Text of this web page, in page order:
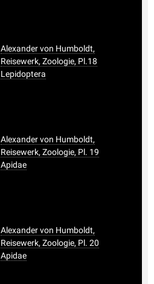
Alexander von Humboldt,
Reisewerk, Zoologie, Pl.18
Lepidoptera
Alexander von Humboldt,
Reisewerk, Zoologie, Pl. 19
Apidae
Alexander von Humboldt,
Reisewerk, Zoologie, Pl. 20
Apidae